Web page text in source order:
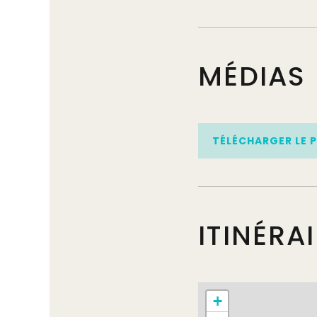
MÉDIAS
TÉLÉCHARGER LE
+